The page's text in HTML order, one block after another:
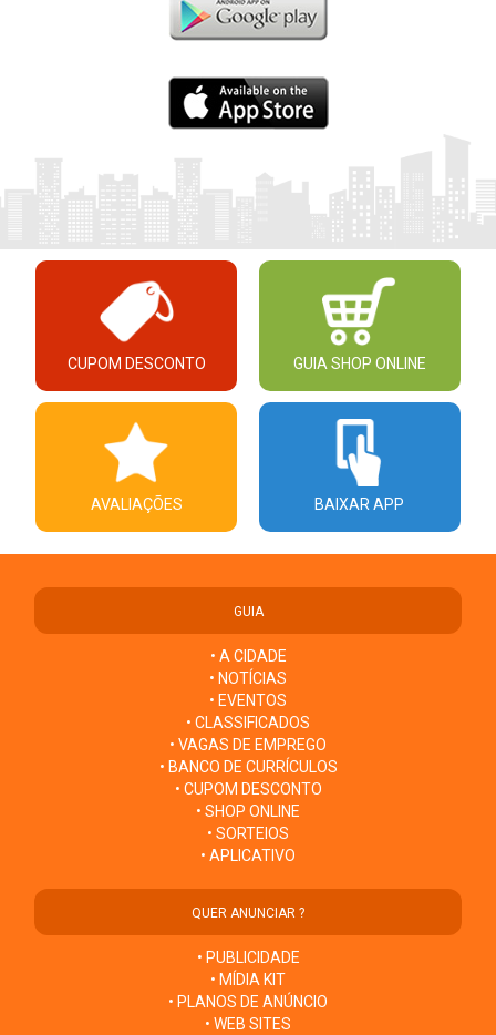
CUPOM DESCONTO GUIA SHOP ONLINE
AVALIAÇÕES BAIXAR APP
GUIA
• A CIDADE
• NOTÍCIAS
• EVENTOS
• CLASSIFICADOS
• VAGAS DE EMPREGO
• BANCO DE CURRÍCULOS
• CUPOM DESCONTO
• SHOP ONLINE
• SORTEIOS
• APLICATIVO
QUER ANUNCIAR ?
• PUBLICIDADE
• MÍDIA KIT
• PLANOS DE ANÚNCIO
• WEB SITES